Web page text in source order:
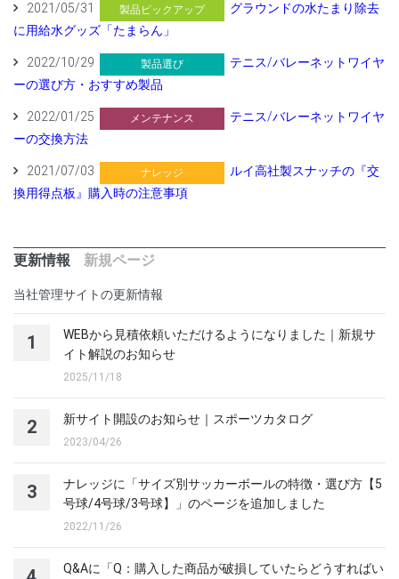
2021/05/31 製品ピックアップ
グラウンドの水たまり除去
に用給水グッズ「たまらん」
2022/10/29 製品選び
テニス/バレーネットワイヤ
ーの選び方・おすすめ製品
2022/01/25 メンテナンス
テニス/バレーネットワイヤ
ーの交換方法
2021/07/03 ナレッジ
ルイ高社製スナッチの『交
換用得点板』購入時の注意事項
更新情報 新規ページ
当社管理サイトの更新情報
1
WEBから見積依頼いただけるようになりました｜新規サ
イト解説のお知らせ
2025/11/18
2 新サイト開設のお知らせ｜スポーツカタログ
2023/04/26
3
ナレッジに「サイズ別サッカーボールの特徴・選び方【5
号球/4号球/3号球】」のページを追加しました
2022/11/26
Q&Aに「Q：購入した商品が破損していたらどうすればい